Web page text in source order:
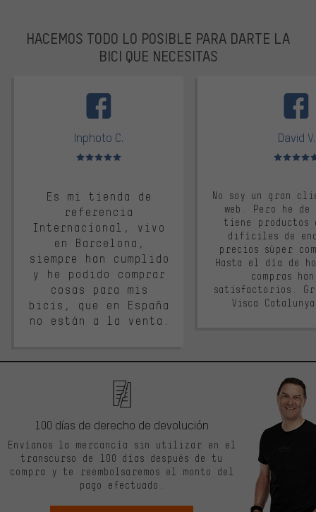
HACEMOS TODO LO POSIBLE PARA DARTE LA
BICI QUE NECESITAS
Inphoto C.
Valoración media: 5 de 5
Es mi tienda de
referencia
Internacional, vivo
en Barcelona,
siempre han cumplido
y he podido comprar
cosas para mis
bicis, que en España
no están a la venta.
David V.
Valoración
No soy un gran
web. Pero he
tiene productos
difíciles de
precios súper
Hasta el día de
compras
satisfactorios.
Visca
100 días de derecho de devolución
Envíanos la mercancía sin utilizar en el
transcurso de 100 días después de tu
compra y te reembolsaremos el monto del
pago efectuado.